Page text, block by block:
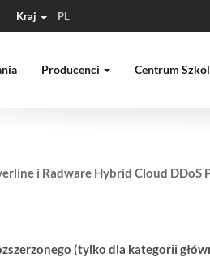
Kraj PL
Producenci Centrum
i Radware Hybrid Cloud DDoS
(tylko dla kategorii